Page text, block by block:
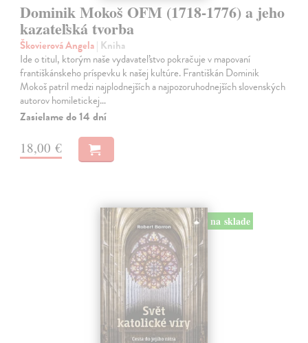
Dominik Mokoš OFM (1718-1776) a jeho
kazateľská tvorba
Škovierová Angela| Kniha
Ide o titul, ktorým naše vydavateľstvo pokračuje v mapovaní
františkánskeho príspevku k našej kultúre. Františkán Dominik
Mokoš patril medzi najplodnejších a najpozoruhodnejších slovenských
autorov homiletickej…
Zasielame do 14 dní
18,00 €
na sklade